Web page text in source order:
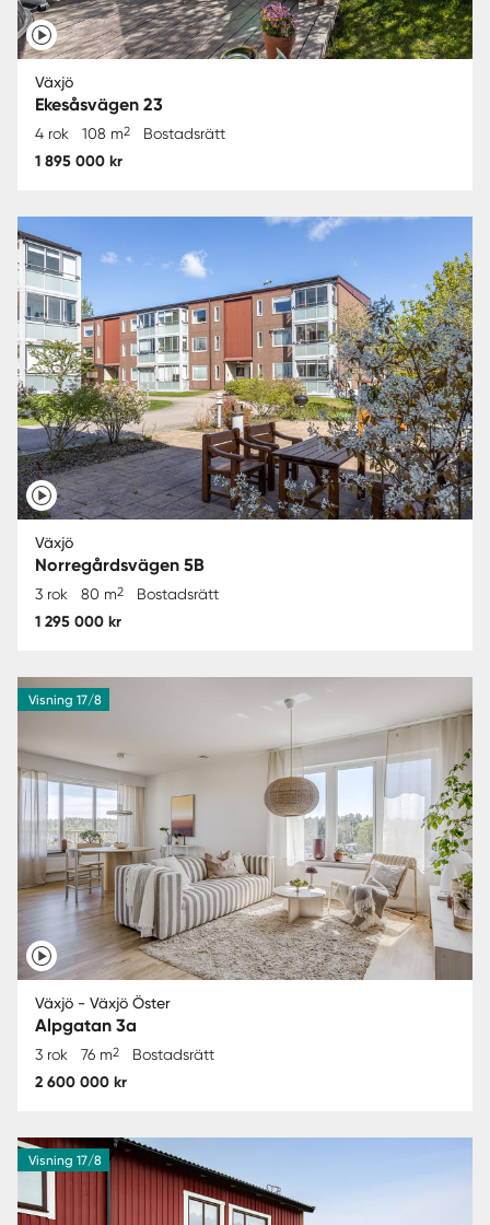
Växjö
Ekesåsvägen 23
4 rok 108 m2 Bostadsrätt
1 895 000 kr
Växjö
Norregårdsvägen 5B
3 rok 80 m2 Bostadsrätt
1 295 000 kr
Visning 17/8
Växjö - Växjö Öster
Alpgatan 3a
3 rok 76 m2 Bostadsrätt
2 600 000 kr
Visning 17/8